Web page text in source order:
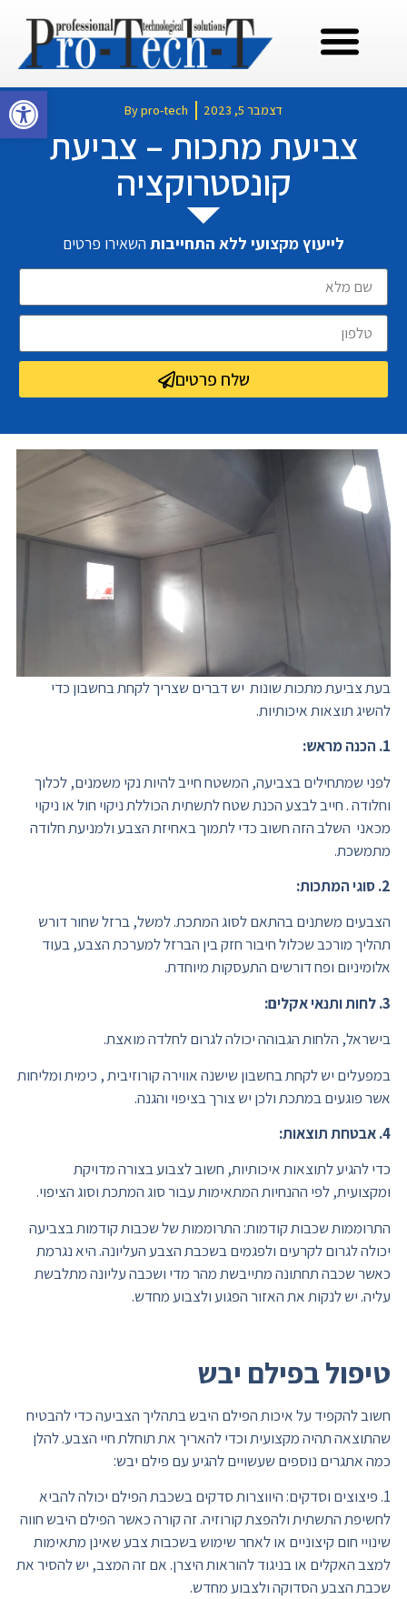
פתח דצמבר 5, 2023 Bypro-tech
צביעת מתכות – צביעת
קונסטרוקציה
לייעוץ מקצועי ללא התחייבותהשאירו פרטים
שלח פרטים
בעת צביעת מתכות שונות יש דברים שצריך לקחת בחשבון כדי
להשיג תוצאות איכותיות.
1. הכנה מראש:
לפני שמתחילים בצביעה, המשטח חייב להיות נקי משמנים, לכלוך
וחלודה . חייב לבצע הכנת שטח לתשתית הכוללת ניקוי חול או ניקוי
מכאני השלב הזה חשוב כדי לתמוך באחיזת הצבע ולמניעת חלודה
מתמשכת.
2. סוגי המתכות:
הצבעים משתנים בהתאם לסוג המתכת. למשל, ברזל שחור דורש
תהליך מורכב שכלול חיבור חזק בין הברזל למערכת הצבע, בעוד
אלומיניום ופח דורשים התעסקות מיוחדת.
3. לחות ותנאי אקלים:
בישראל, הלחות הגבוהה יכולה לגרום לחלדה מואצת.
במפעלים יש לקחת בחשבון שישנה אווירה קורוזיבית , כימית ומליחות
אשר פוגעים במתכת ולכן יש צורך בציפוי והגנה.
4. אבטחת תוצאות:
כדי להגיע לתוצאות איכותיות, חשוב לצבוע בצורה מדויקת
ומקצועית, לפי ההנחיות המתאימות עבור סוג המתכת וסוג הציפוי.
התרוממות שכבות קודמות: התרוממות של שכבות קודמות בצביעה
יכולה לגרום לקרעים ולפגמים בשכבת הצבע העליונה. היא נגרמת
כאשר שכבה תחתונה מתייבשת מהר מדי ושכבה עליונה מתלבשת
עליה. יש לנקות את האזור הפגוע ולצבוע מחדש.
טיפול בפילם יבש
חשוב להקפיד על איכות הפילם היבש בתהליך הצביעה כדי להבטיח
שהתוצאה תהיה מקצועית וכדי להאריך את תוחלת חיי הצבע. להלן
כמה אתגרים נוספים שעשויים להגיע עם פילם יבש:
1. פיצוצים וסדקים: היווצרות סדקים בשכבת הפילם יכולה להביא
לחשיפת התשתית ולהפצת קורוזיה. זה קורה כאשר הפילם היבש חווה
שינויי חום קיצוניים או לאחר שימוש בשכבות צבע שאינן מתאימות
למצב האקלים או בניגוד להוראות היצרן. אם זה המצב, יש להסיר את
שכבת הצבע הסדוקה ולצבוע מחדש.